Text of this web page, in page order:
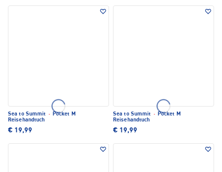
Sea to Summit · Pocket M
Reisehandtuch
€ 19,99
Sea to Summit · Pocket M
Reisehandtuch
€ 19,99